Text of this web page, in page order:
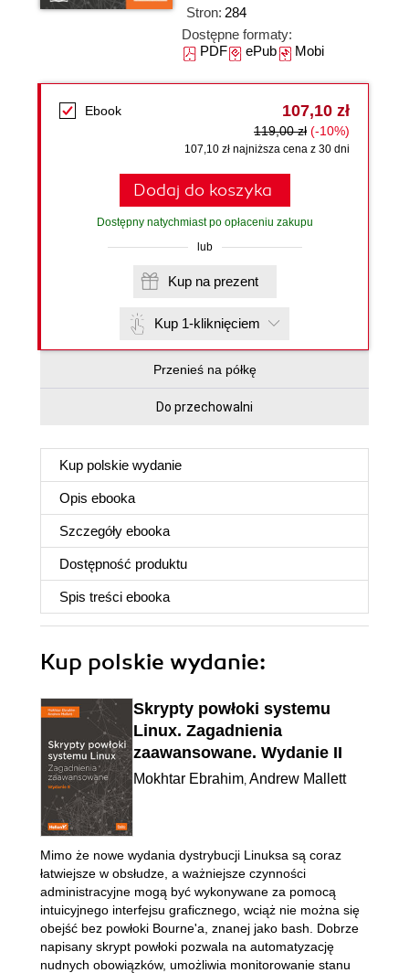
Stron: 284
Dostępne formaty:
PDFePubMobi
Ebook 107,10 zł
119,00 zł (-10%)
107,10 zł najniższa cena z 30 dni
Dodaj do koszyka
Dostępny natychmiast po opłaceniu zakupu
lub
Kup na prezent
Kup 1-kliknięciem
Przenieś na półkę
Do przechowalni
Kup polskie wydanie
Opis ebooka
Szczegóły ebooka
Dostępność produktu
Spis treści ebooka
Kup polskie wydanie:
Skrypty powłoki systemu
Linux. Zagadnienia
zaawansowane. Wydanie II
Mokhtar Ebrahim, Andrew Mallett
Mimo że nowe wydania dystrybucji Linuksa są coraz
łatwiejsze w obsłudze, a ważniejsze czynności
administracyjne mogą być wykonywane za pomocą
intuicyjnego interfejsu graficznego, wciąż nie można się
obejść bez powłoki Bourne'a, znanej jako bash. Dobrze
napisany skrypt powłoki pozwala na automatyzację
nudnych obowiązków, umożliwia monitorowanie stanu